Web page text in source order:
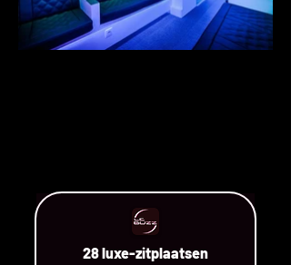
28 luxe-zitplaatsen